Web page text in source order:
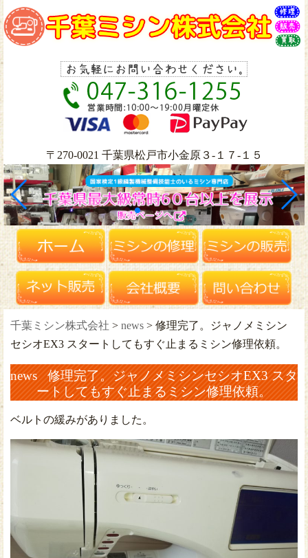
〒270-0021 千葉県松戸市小金原３-１７-１５
千葉ミシン株式会社 > news > 修理完了。ジャノメミシン
セシオEX3 スタートしてもすぐ止まるミシン修理依頼。
news 修理完了。ジャノメミシンセシオEX3 スタ
ートしてもすぐ止まるミシン修理依頼。
ベルトの緩みがありました。